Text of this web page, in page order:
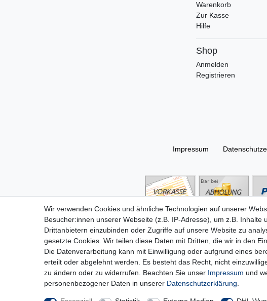
Warenkorb
Zur Kasse
Hilfe
Shop
Anmelden
Registrieren
Impressum
Wir verwenden Cookies und ähnliche Technologien auf unserer
Besucher:innen unserer Webseite (z.B. IP-Adresse), um z.B. Inhalte
Drittanbietern einzubinden oder Zugriffe auf unsere Website zu
gesetzte Cookies. Wir teilen diese Daten mit Dritten, die wir in den
Die Datenverarbeitung kann mit Einwilligung oder aufgrund eines
erteilt oder abgelehnt werden. Es besteht das Recht, nicht
zu ändern oder zu widerrufen. Beachten Sie unser Impressum und
personenbezogener Daten in unserer Daten­schutz­erklärung